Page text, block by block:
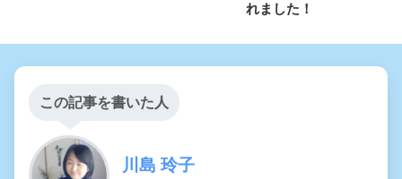
れました！
この記事を書いた人
川島 玲子